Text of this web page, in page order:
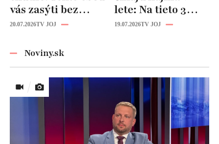
vás zasýti bez
zbytočných kalórií
20.07.2026TV JOJ
lete: Na tieto 3
pravidlá pri jedle
19.07.2026TV JOJ
Noviny.sk